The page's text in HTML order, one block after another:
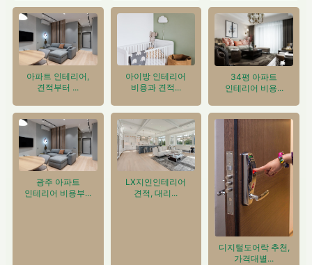
아파트 인테리어,
견적부터 ...
아이방 인테리어
비용과 견적...
34평 아파트
인테리어 비용...
광주 아파트
인테리어 비용부...
LX지인인테리어
견적, 대리...
디지털도어락 추천,
가격대별...